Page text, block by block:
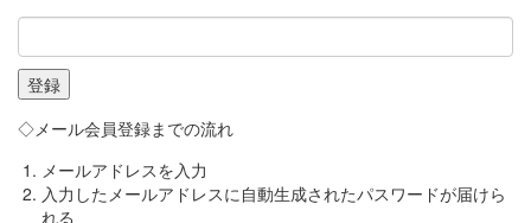
◇メール会員登録までの流れ
メールアドレスを入力
入力したメールアドレスに自動生成されたパスワードが届けら
れる